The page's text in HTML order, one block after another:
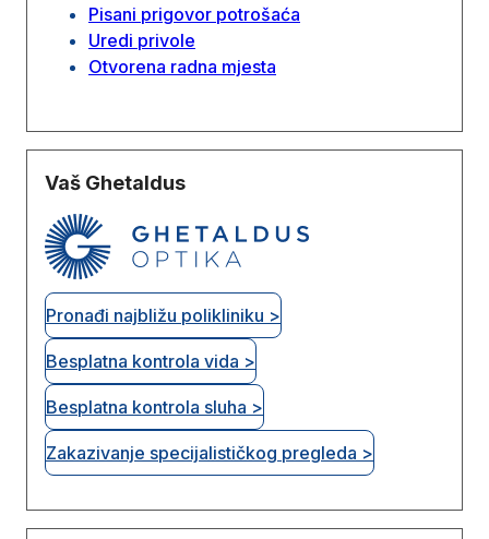
Pisani prigovor potrošaća
Uredi privole
Otvorena radna mjesta
Vaš Ghetaldus
Pronađi najbližu polikliniku >
Besplatna kontrola vida >
Besplatna kontrola sluha >
Zakazivanje specijalističkog pregleda >